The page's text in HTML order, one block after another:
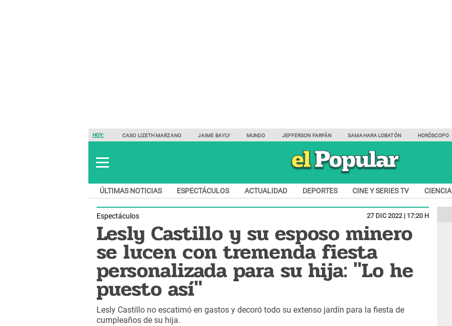
HOY: CASO LIZETH MARZANO JAIME BAYLY MUNDO JEFFERSON FARFÁN SAMAHARA LOBATÓN HORÓSCOPO
ÚLTIMAS NOTICIAS ESPECTÁCULOS ACTUALIDAD DEPORTES CINE Y SERIES TV CIENCIA
Espectáculos 27 DIC 2022 | 17:20 H
Lesly Castillo y su esposo minero
se lucen con tremenda fiesta
personalizada para su hija: "Lo he
puesto así"
Lesly Castillo no escatimó en gastos y decoró todo su extenso jardín para la fiesta de
cumpleaños de su hija.